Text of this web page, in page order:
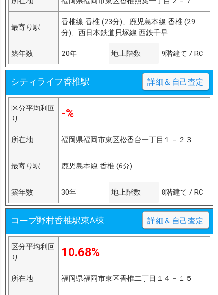
最寄り駅
香椎線 香椎 (23分)、鹿児島本線 香椎 (29
分)、西日本鉄道貝塚線 西鉄千早
築年数 20年 地上階数 9階建て / RC
シティライフ香椎駅 詳細＆自己査定
区分平均利回
り
-%
所在地 福岡県福岡市東区松香台一丁目１－２３
最寄り駅 鹿児島本線 香椎 (6分)
築年数 30年 地上階数 8階建て / RC
コープ野村香椎駅東A棟 詳細＆自己査定
区分平均利回
り
10.68%
所在地 福岡県福岡市東区香椎二丁目１４－１５